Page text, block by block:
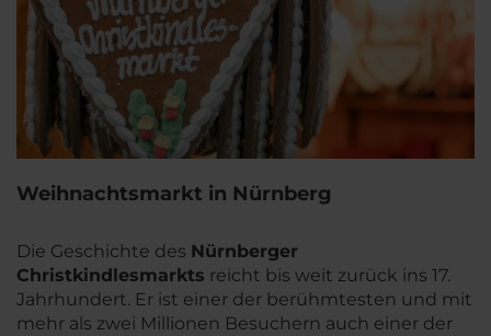
Weihnachtsmarkt in Nürnberg
Die Geschichte des Nürnberger
Christkindlesmarkts reicht bis weit zurück ins 17.
Jahrhundert. Er ist einer der berühmtesten und mit
mehr als zwei Millionen Besuchern auch einer der